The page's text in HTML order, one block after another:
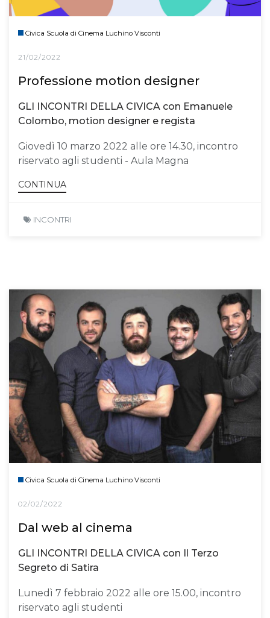
Civica Scuola di Cinema Luchino Visconti
21/02/2022
Professione motion designer
GLI INCONTRI DELLA CIVICA con Emanuele
Colombo, motion designer e regista
Giovedì 10 marzo 2022 alle ore 14.30, incontro
riservato agli studenti - Aula Magna
CONTINUA
INCONTRI
Civica Scuola di Cinema Luchino Visconti
02/02/2022
Dal web al cinema
GLI INCONTRI DELLA CIVICA con Il Terzo
Segreto di Satira
Lunedì 7 febbraio 2022 alle ore 15.00, incontro
riservato agli studenti